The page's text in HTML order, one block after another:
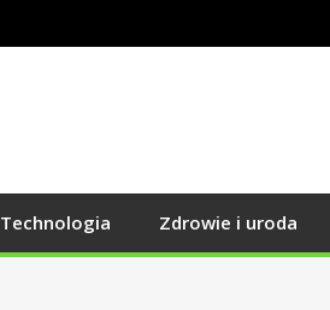
Technologia Zdrowie i uroda